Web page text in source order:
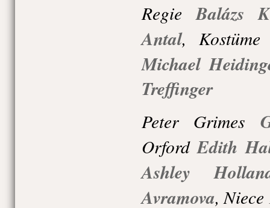
Regie Balázs
Antal, Kostüme
Michael
Treffinger
Peter Grimes
Orford Edith
Ashley
Avramova,Niece